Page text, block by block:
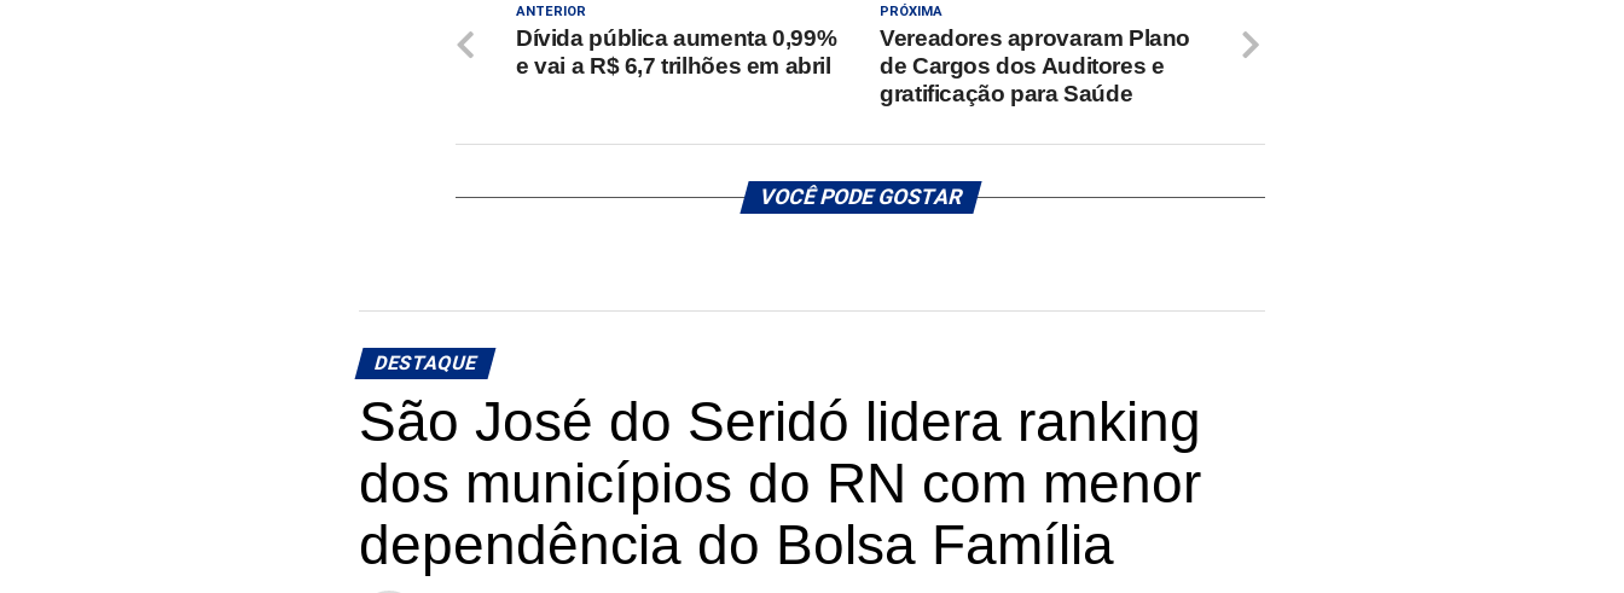
PRÓXIMA
Vereadores aprovaram Plano
de Cargos dos Auditores e
gratificação para Saúde
ANTERIOR
Dívida pública aumenta 0,99%
e vai a R$ 6,7 trilhões em abril
VOCÊ PODE GOSTAR
DESTAQUE
São José do Seridó lidera ranking
dos municípios do RN com menor
dependência do Bolsa Família